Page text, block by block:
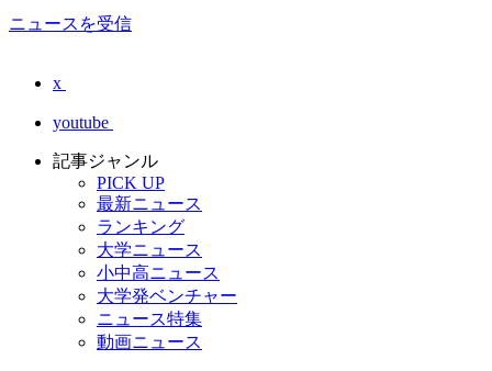
ニュースを受信
x
youtube
記事ジャンル
PICK UP
最新ニュース
ランキング
大学ニュース
小中高ニュース
大学発ベンチャー
ニュース特集
動画ニュース